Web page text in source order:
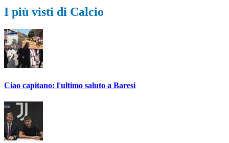
I più visti di Calcio
Ciao capitano: l'ultimo saluto a Baresi